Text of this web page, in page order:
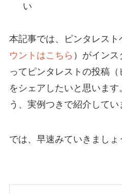
い
本記事では、ピンタレスト
ウントはこちら ）がイン
ってピンタレストの投稿
をシェアしたいと思いま
う、実例つきで紹介してい
では、早速みていきましょ